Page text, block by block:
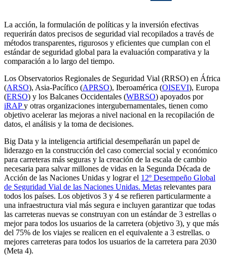
La acción, la formulación de políticas y la inversión efectivas
requerirán datos precisos de seguridad vial recopilados a través de
métodos transparentes, rigurosos y eficientes que cumplan con el
estándar de seguridad global para la evaluación comparativa y la
comparación a lo largo del tiempo.
Los Observatorios Regionales de Seguridad Vial (RRSO) en África
(ARSO), Asia-Pacífico (APRSO), Iberoamérica (OISEVI), Europa
(ERSO) y los Balcanes Occidentales (WBRSO) apoyados por
iRAPy otras organizaciones intergubernamentales, tienen como
objetivo acelerar las mejoras a nivel nacional en la recopilación de
datos, el análisis y la toma de decisiones.
Big Data y la inteligencia artificial desempeñarán un papel de
liderazgo en la construcción del caso comercial social y económico
para carreteras más seguras y la creación de la escala de cambio
necesaria para salvar millones de vidas en la Segunda Década de
Acción de las Naciones Unidas y lograr el 12º Desempeño Global
de Seguridad Vial de las Naciones Unidas. Metas relevantes para
todos los países. Los objetivos 3 y 4 se refieren particularmente a
una infraestructura vial más segura e incluyen garantizar que todas
las carreteras nuevas se construyan con un estándar de 3 estrellas o
mejor para todos los usuarios de la carretera (objetivo 3), y que más
del 75% de los viajes se realicen en el equivalente a 3 estrellas. o
mejores carreteras para todos los usuarios de la carretera para 2030
(Meta 4).